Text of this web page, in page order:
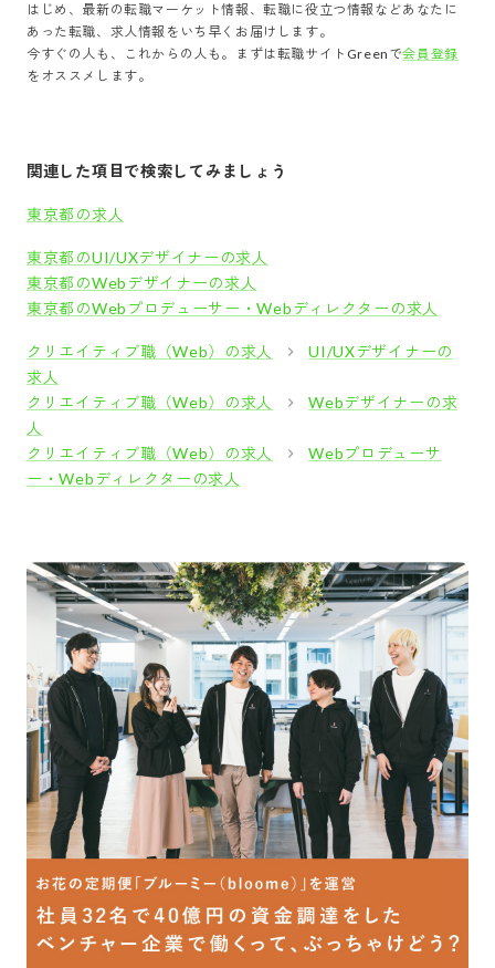
はじめ、最新の転職マーケット情報、転職に役立つ情報などあなたに
あった転職、求人情報をいち早くお届けします。
今すぐの人も、これからの人も。まずは転職サイトGreenで会員登録
をオススメします。
関連した項目で検索してみましょう
東京都の求人
東京都のUI/UXデザイナーの求人
東京都のWebデザイナーの求人
東京都のWebプロデューサー・Webディレクターの求人
クリエイティブ職（Web）の求人
UI/UXデザイナーの
求人
クリエイティブ職（Web）の求人
Webデザイナーの求
人
クリエイティブ職（Web）の求人
Webプロデューサ
ー・Webディレクターの求人